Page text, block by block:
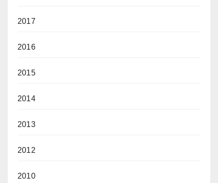
2017
2016
2015
2014
2013
2012
2010